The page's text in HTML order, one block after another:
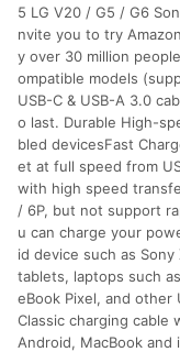
5 LG V20 / G5 / G6
nvite you to try
y over 30 million
ompatible models
USB-C & USB-A 3.0
o last. Durable High-
bled devicesFast
et at full speed from
with high speed
/ 6P, but not support
u can charge your
id device such as Sony
tablets, laptops such
eBook Pixel, and other
Classic charging cable
Android, MacBook and